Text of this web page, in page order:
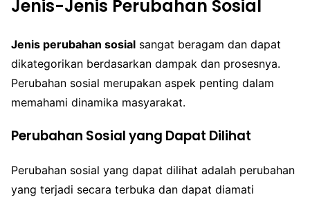
Jenis-Jenis Perubahan Sosial
Jenis perubahan sosial sangat beragam dan dapat
dikategorikan berdasarkan dampak dan prosesnya.
Perubahan sosial merupakan aspek penting dalam
memahami dinamika masyarakat.
Perubahan Sosial yang Dapat Dilihat
Perubahan sosial yang dapat dilihat adalah perubahan
yang terjadi secara terbuka dan dapat diamati